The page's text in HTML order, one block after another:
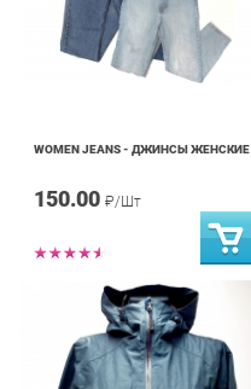
WOMEN JEANS - ДЖИНСЫ ЖЕНСКИЕ
150.00 ₽/Шт